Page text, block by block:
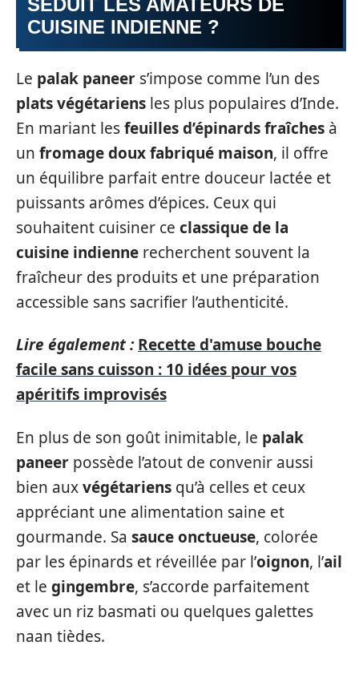
SÉDUIT LES AMATEURS DE
CUISINE INDIENNE ?
Le palak paneer s’impose comme l’un des
plats végétariens les plus populaires d’Inde.
En mariant lesfeuilles d’épinards fraîches à
un fromage doux fabriqué maison, il offre
un équilibre parfait entre douceur lactée et
puissants arômes d’épices. Ceux qui
souhaitent cuisiner ce classique de la
cuisine indienne recherchent souvent la
fraîcheur des produits et une préparation
accessible sans sacrifier l’authenticité.
Lire également : Recette d'amuse bouche
facile sans cuisson : 10 idées pour vos
apéritifs improvisés
En plus de son goût inimitable, le palak
paneer possède l’atout de convenir aussi
bien auxvégétariens qu’à celles et ceux
appréciant une alimentation saine et
gourmande. Sa sauce onctueuse, colorée
par les épinards et réveillée par l’oignon, l’ail
et le gingembre, s’accorde parfaitement
avec un riz basmati ou quelques galettes
naan tièdes.